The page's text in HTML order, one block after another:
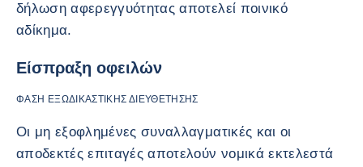
δήλωση αφερεγγυότητας αποτελεί ποινικό
αδίκημα.
Είσπραξη οφειλών
ΦΆΣΗ ΕΞΩΔΙΚΑΣΤΙΚΉΣ ΔΙΕΥΘΈΤΗΣΗΣ
Οι μη εξοφλημένες συναλλαγματικές και οι
αποδεκτές επιταγές αποτελούν νομικά εκτελεστά